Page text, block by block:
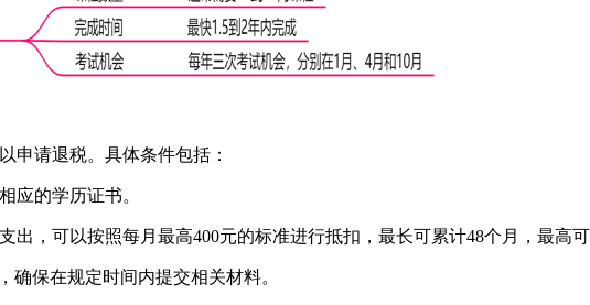
申请退税。具体条件包括：
应的学历证书。
，可以按照每月最高400元的标准进行抵扣，最长可累计48个月，最高可
确保在规定时间内提交相关材料。